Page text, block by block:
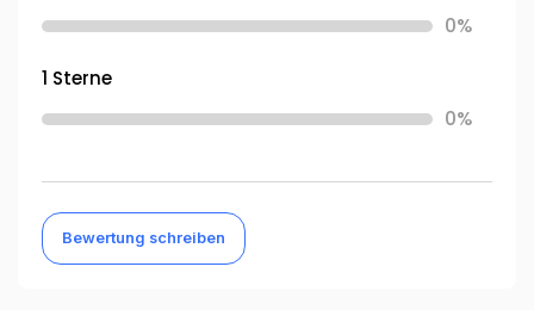
0%
1 Sterne
0%
Bewertung schreiben